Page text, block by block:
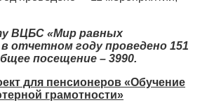
ВЦБС «Мир равных
отчетном году проведено 151
посещение – 3990.
для пенсионеров «Обучение
грамотности»